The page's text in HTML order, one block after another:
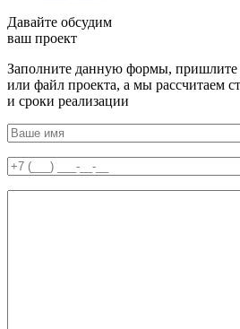
Давайте обсудим
ваш проект
Заполните данную формы,
или файл проекта, а мы рассчитаем
и сроки реализации